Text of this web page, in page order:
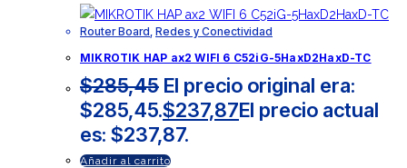
Router Board Redes y Conectividad
MIKROTIK HAP ax2 WIFI 6 C52iG-5HaxD2HaxD-TC
$285,45 El precio original era:
$285,45.$237,87El precio actual
es: $237,87.
Añadir al carrito